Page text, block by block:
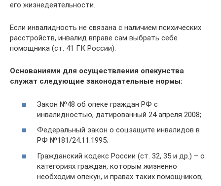
его жизнедеятельности.
Если инвалидность не связана с наличием психических
расстройств, инвалид вправе сам выбрать себе
помощника (ст. 41 ГК России).
Основаниями для осуществления опекунства
служат следующие законодательные нормы:
Закон №48 об опеке граждан РФ с
инвалидностью, датированный 24 апреля 2008;
Федеральный закон о соцзащите инвалидов в
РФ №181/24.11.1995;
Гражданский кодекс России (ст. 32, 35 и др.) – о
категориях граждан, которым жизненно
необходим опекун, и правах таких помощников;